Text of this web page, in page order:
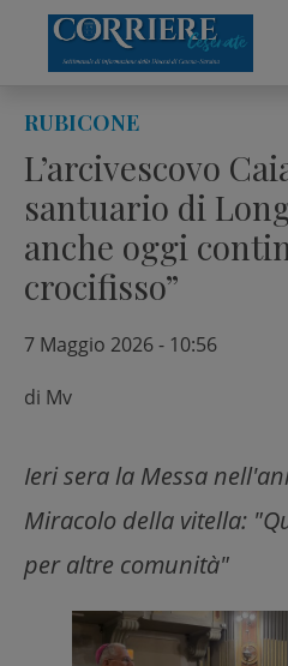
content
RUBICONE
L’arcivescovo
santuario di
anche oggi
crocifisso”
7 Maggio 2026 - 10:56
di Mv
Ieri sera la Messa
Miracolo della vitella:
per altre comunità"